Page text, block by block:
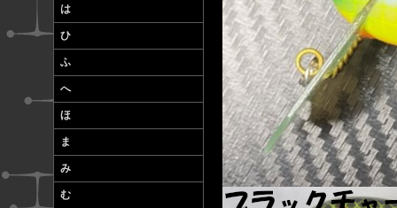
は
ひ
ふ
へ
ほ
ま
み
む